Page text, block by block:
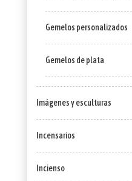
Gemelos personalizados
Gemelos de plata
Imágenes y esculturas
Incensarios
Incienso